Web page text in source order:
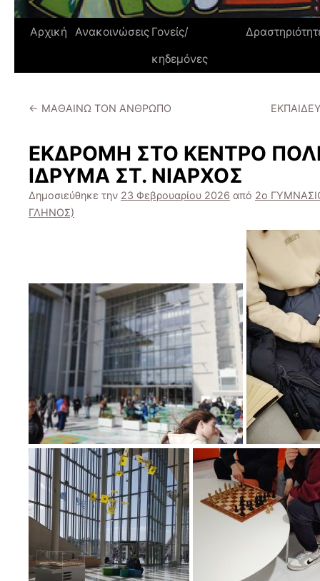
Αρχική Ανακοινώσεις Γονείς/
κηδεμόνες
← ΜΑΘΑΙΝΩ ΤΟΝ ΑΝΘΡΩΠΟ
ΕΚΔΡΟΜΗ ΣΤΟ ΚΕΝΤΡΟ
ΙΔΡΥΜΑ ΣΤ. ΝΙΑΡΧΟΣ
Δημοσιεύθηκε την 23 Φεβρουαρίου 2026 από 2ο
ΓΛΗΝΟΣ)